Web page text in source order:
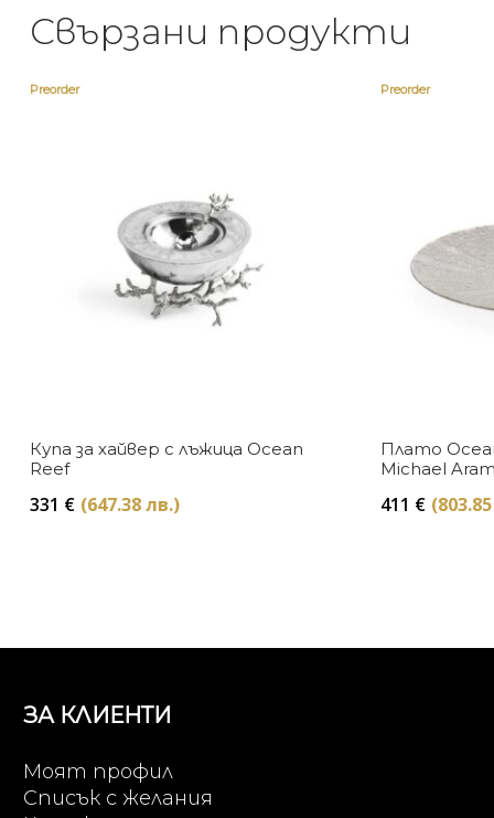
Свързани продукти
Preorder
Купа за хайвер с лъжица Ocean
Reef
331 € (647.38 лв.)
Preorder
Плато
Michael
411 €
ЗА КЛИЕНТИ
Моят профил
Списък с желания